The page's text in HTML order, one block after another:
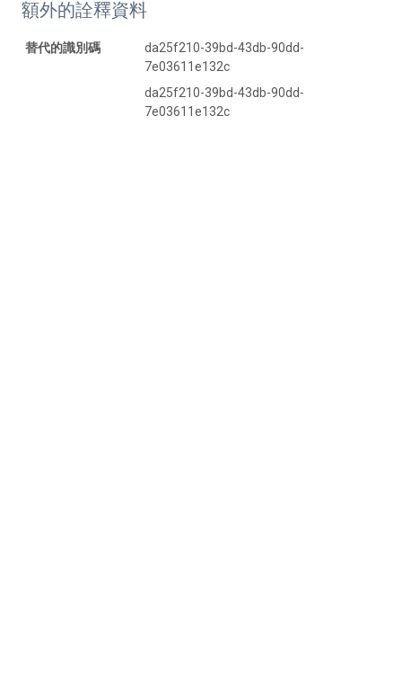
額外的詮釋資料
替代的識別碼
da25f210-39bd-43db-90dd-
7e03611e132c
da25f210-39bd-43db-90dd-
7e03611e132c